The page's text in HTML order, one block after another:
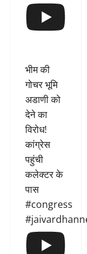
भीम की
गोचर भूमि
अडाणी को
देने का
विरोध!
कांग्रेस
पहुंची
कलेक्टर के
पास
#congress